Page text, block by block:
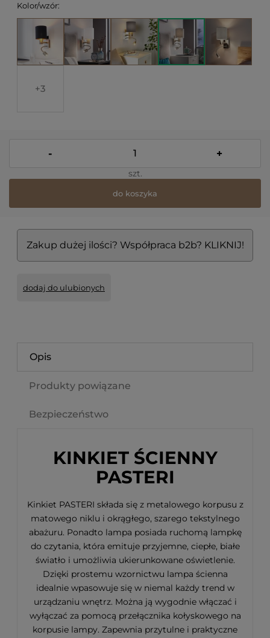
Kolor/wzór:
3
- +
szt.
do koszyka
Zakup dużej ilości? Współpraca b2b? KLIKNIJ!
dodaj do ulubionych
Opis
Produkty powiązane
Bezpieczeństwo
KINKIET ŚCIENNY
PASTERI
Kinkiet PASTERI składa się z metalowego korpusu z
matowego niklu i okrągłego, szarego tekstylnego
abażuru. Ponadto lampa posiada ruchomą lampkę
do czytania, która emituje przyjemne, ciepłe, białe
światło i umożliwia ukierunkowane oświetlenie.
Dzięki prostemu wzornictwu lampa ścienna
idealnie wpasowuje się w niemal każdy trend w
urządzaniu wnętrz. Można ją wygodnie włączać i
wyłączać za pomocą przełącznika kołyskowego na
korpusie lampy. Zapewnia przytulne i praktyczne